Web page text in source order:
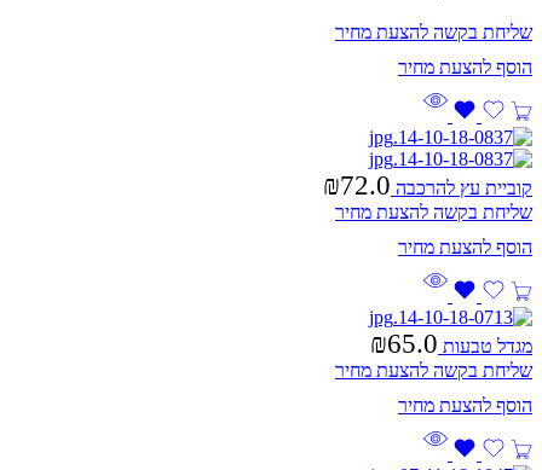
שליחת בקשה להצעת מחיר
קוביית עץ להרכבה ₪72.0
שליחת בקשה להצעת מחיר
מגדל טבעות ₪65.0
שליחת בקשה להצעת מחיר